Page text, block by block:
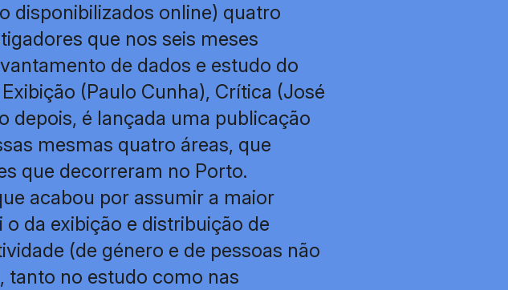
disponibilizados online) quatro
que nos seis meses
de dados e estudo do
(Paulo Cunha), Crítica (José
depois, é lançada uma publicação
mesmas quatro áreas, que
que decorreram no Porto.
acabou por assumir a maior
da exibição e distribuição de
(de género e de pessoas não
tanto no estudo como nas